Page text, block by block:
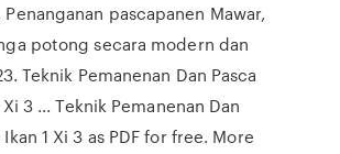
Penanganan pascapanen Mawar,
potong secara modern dan
Teknik Pemanenan Dan Pasca
3 ... Teknik Pemanenan Dan
Ikan 1 Xi 3 as PDF for free. More